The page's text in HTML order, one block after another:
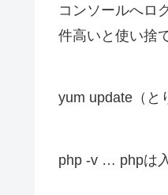
コンソールへロ
件高いと使い捨
yum update（と
php -v … phpは